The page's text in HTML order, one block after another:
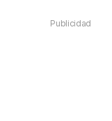
Publicidad